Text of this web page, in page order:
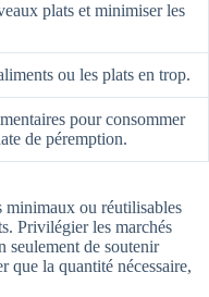
plats et minimiser les
ou les plats en trop.
pour consommer
de péremption.
minimaux ou réutilisables
Privilégier les marchés
seulement de soutenir
que la quantité nécessaire,